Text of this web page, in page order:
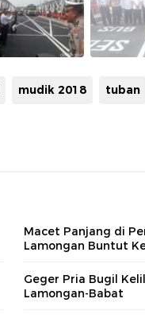
mudik 2018 tuban
Macet Panjang di
Lamongan Buntut
Geger Pria Bugil
Lamongan-Babat